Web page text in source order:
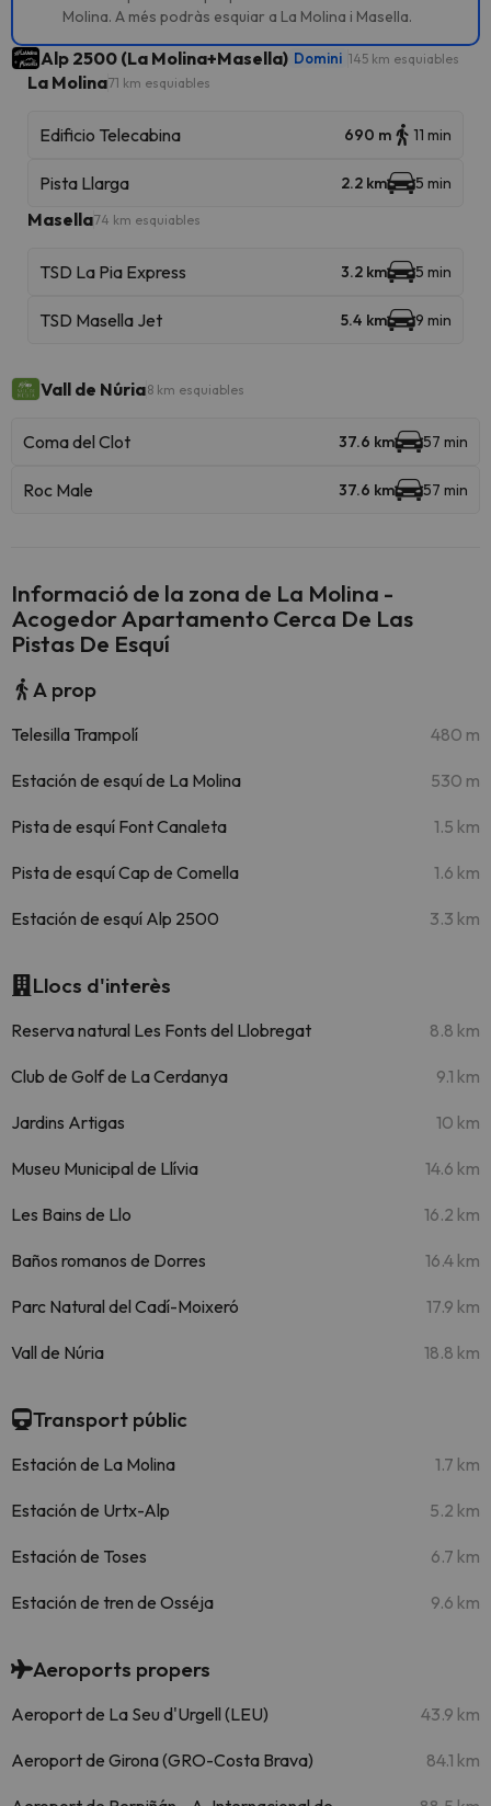
Molina. A més podràs esquiar a La Molina i Masella.
Alp 2500 (La Molina+Masella) Domini 145 km esquiables
La Molina71 km esquiables
Edificio Telecabina 690 m 11 min
Pista Llarga 2.2 km 5 min
Masella74 km esquiables
TSD La Pia Express 3.2 km 5 min
TSD Masella Jet 5.4 km 9 min
Vall de Núria8 km esquiables
Coma del Clot 37.6 km 57 min
Roc Male 37.6 km 57 min
Informació de la zona de La Molina -
Acogedor Apartamento Cerca De Las
Pistas De Esquí
A prop
Telesilla Trampolí 480 m
Estación de esquí de La Molina 530 m
Pista de esquí Font Canaleta 1.5 km
Pista de esquí Cap de Comella 1.6 km
Estación de esquí Alp 2500 3.3 km
Llocs d'interès
Reserva natural Les Fonts del Llobregat 8.8 km
Club de Golf de La Cerdanya 9.1 km
Jardins Artigas 10 km
Museu Municipal de Llívia 14.6 km
Les Bains de Llo 16.2 km
Baños romanos de Dorres 16.4 km
Parc Natural del Cadí-Moixeró 17.9 km
Vall de Núria 18.8 km
Transport públic
Estación de La Molina 1.7 km
Estación de Urtx-Alp 5.2 km
Estación de Toses 6.7 km
Estación de tren de Osséja 9.6 km
Aeroports propers
Aeroport de La Seu d'Urgell (LEU) 43.9 km
Aeroport de Girona (GRO-Costa Brava) 84.1 km